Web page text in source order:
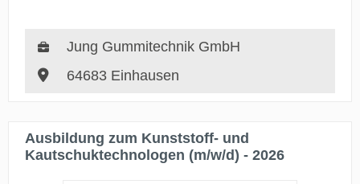
Jung Gummitechnik GmbH
64683 Einhausen
Ausbildung zum Kunststoff- und
Kautschuktechnologen (m/w/d) - 2026